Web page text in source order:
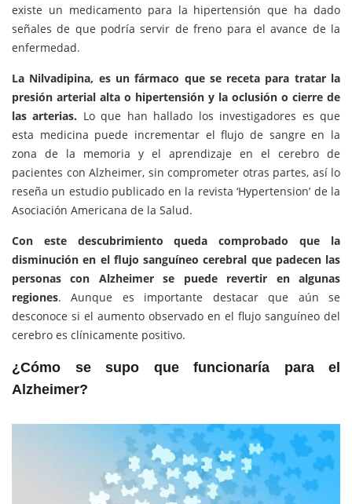
existe un medicamento para la hipertensión que ha dado
señales de que podría servir de freno para el avance de la
enfermedad.
La Nilvadipina, es un fármaco que se receta para tratar la
presión arterial alta o hipertensión y la oclusión o cierre de
las arterias. Lo que han hallado los investigadores es que
esta medicina puede incrementar el flujo de sangre en la
zona de la memoria y el aprendizaje en el cerebro de
pacientes con Alzheimer, sin comprometer otras partes, así lo
reseña un estudio publicado en la revista ‘Hypertension’ de la
Asociación Americana de la Salud.
Con este descubrimiento queda comprobado que la
disminución en el flujo sanguíneo cerebral que padecen las
personas con Alzheimer se puede revertir en algunas
regiones. Aunque es importante destacar que aún se
desconoce si el aumento observado en el flujo sanguíneo del
cerebro es clínicamente positivo.
¿Cómo se supo que funcionaría para el
Alzheimer?